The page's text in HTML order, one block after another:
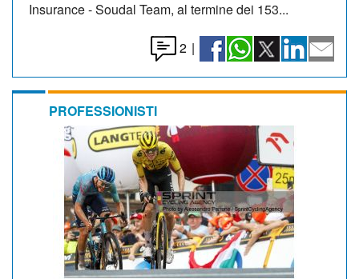
Insurance - Soudal Team, al termine dei 153...
2 |
PROFESSIONISTI